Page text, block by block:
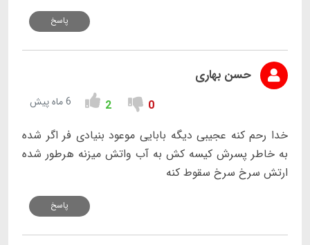
پاسخ
حسن بهاری
0
2 6 ماه پیش
خدا رحم کنه عجیبی دیگه بابایی موعود بنیادی فر اگر شده
به خاطر پسرش کیسه کش به آب واتش میزنه هرطور شده
ارتش سرخ سرخ سقوط کنه
پاسخ